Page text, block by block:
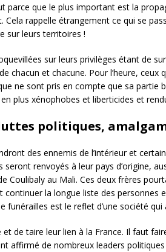
parce que le plus important est la
Cela rappelle étrangement ce qui se
sur leurs territoires !
sur leurs privilèges étant de
chacun et chacune. Pour l’heure,
ne sont pris en compte que sa partie
plus xénophobes et liberticides et
politiques,
des ennemis de l’intérieur et
renvoyés à leur pays d’origine,
Coulibaly au Mali. Ces deux frères
la longue liste des personnes
funérailles est le reflet d’une société
de taire leur lien à la France. Il faut
affirmé de nombreux leaders